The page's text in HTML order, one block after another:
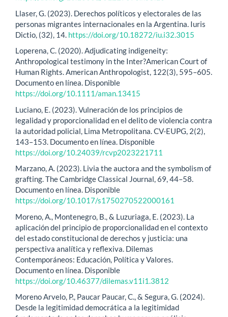
Llaser, G. (2023). Derechos políticos y electorales de las
personas migrantes internacionales en la Argentina. Iuris
Dictio, (32), 14. https://doi.org/10.18272/iu.i32.3015
Loperena, C. (2020). Adjudicating indigeneity:
Anthropological testimony in the Inter?American Court of
Human Rights. American Anthropologist, 122(3), 595–605.
Documento en línea. Disponible
https://doi.org/10.1111/aman.13415
Luciano, E. (2023). Vulneración de los principios de
legalidad y proporcionalidad en el delito de violencia contra
la autoridad policial, Lima Metropolitana. CV-EUPG, 2(2),
143–153. Documento en línea. Disponible
https://doi.org/10.24039/rcvp2023221711
Marzano, A. (2023). Livia the auctora and the symbolism of
grafting. The Cambridge Classical Journal, 69, 44–58.
Documento en línea. Disponible
https://doi.org/10.1017/s1750270522000161
Moreno, A., Montenegro, B., & Luzuriaga, E. (2023). La
aplicación del principio de proporcionalidad en el contexto
del estado constitucional de derechos y justicia: una
perspectiva analítica y reflexiva. Dilemas
Contemporáneos: Educación, Política y Valores.
Documento en línea. Disponible
https://doi.org/10.46377/dilemas.v11i1.3812
Moreno Arvelo, P., Paucar Paucar, C., & Segura, G. (2024).
Desde la legitimidad democrática a la legitimidad